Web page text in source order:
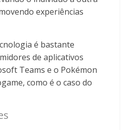
experiências
é bastante
de aplicativos
Teams e o Pokémon
como é o caso do